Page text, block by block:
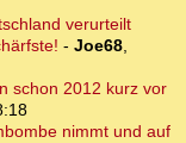
verurteilt
- Joe68,
schon 2012 kurz vor
nimmt und auf